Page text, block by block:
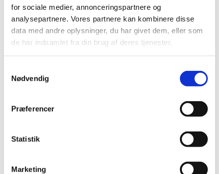
for sociale medier, annonceringspartnere og
analysepartnere. Vores partnere kan kombinere disse
data med andre oplysninger, du har givet dem, eller som
de har indsamlet fra din brug af deres tjenester.
Nødvendig
Præferencer
Statistik
Marketing
2015 (33)
2014 (44)
2013 (49)
2012 (44)
2010 (7)
december (1)
oktober (2)
juli (1)